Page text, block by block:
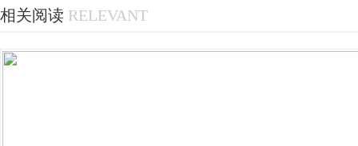
相关阅读 RELEVANT